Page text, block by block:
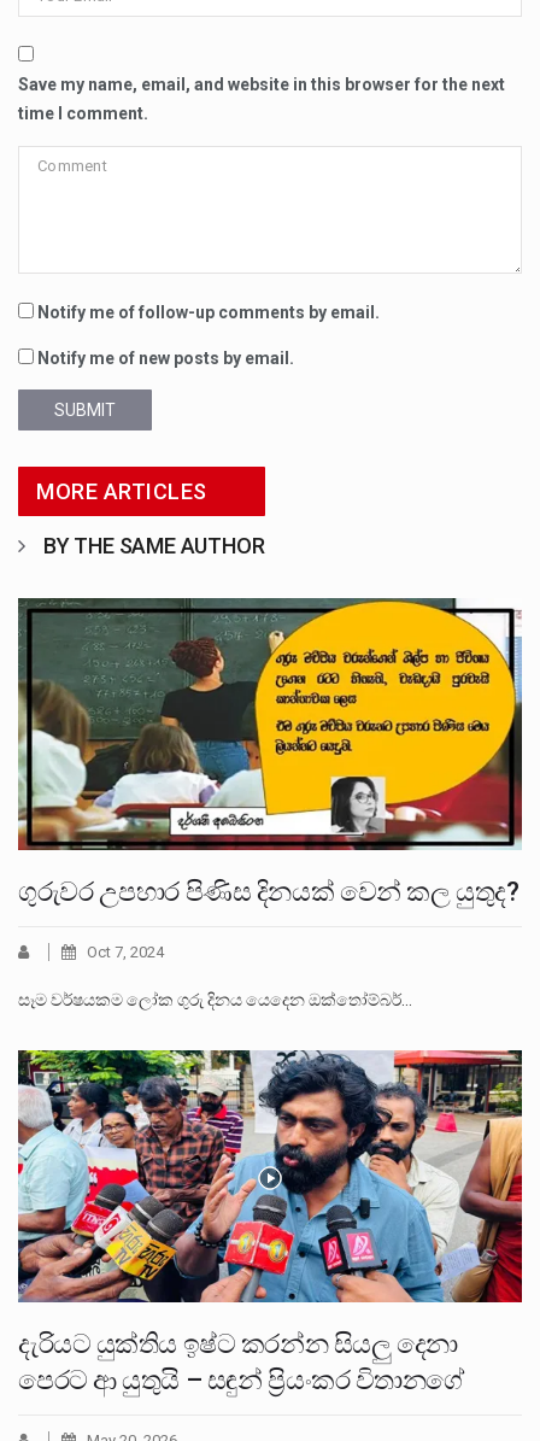
Save my name, email, and website in this browser for the next
time I comment.
Notify me of follow-up comments by email.
Notify me of new posts by email.
SUBMIT
MORE ARTICLES
BY THE SAME AUTHOR
ගුරුවර උපහාර පිණිස දිනයක් වෙන් කල යුතුද?
Oct 7, 2024
සෑම වර්ෂයකම ලෝක ගුරු දිනය යෙදෙන ඔක්තෝම්බර්…
දැරියට යුක්තිය ඉෂ්ට කරන්න සියලු දෙනා
පෙරට ආ යුතුයි – සඳුන් ප්‍රියංකර විතානගේ